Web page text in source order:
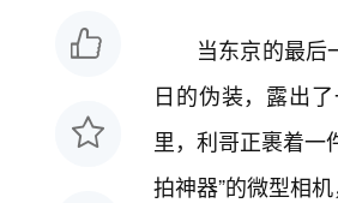
当东京的最后
日的伪装，露出
里，利哥正裹着一
拍神器”的微型相